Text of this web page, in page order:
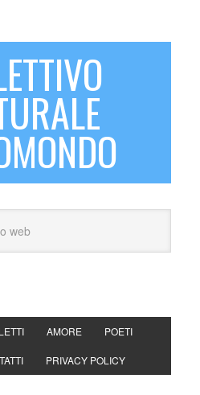
AMORE POETI
PRIVACY POLICY